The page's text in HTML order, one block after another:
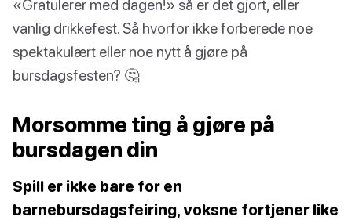
«Gratulerer med dagen!» så er det gjort, eller
vanlig drikkefest. Så hvorfor ikke forberede noe
spektakulært eller noe nytt å gjøre på
bursdagsfesten? 🤔
Morsomme ting å gjøre på
bursdagen din
Spill er ikke bare for en
barnebursdagsfeiring, voksne fortjener like